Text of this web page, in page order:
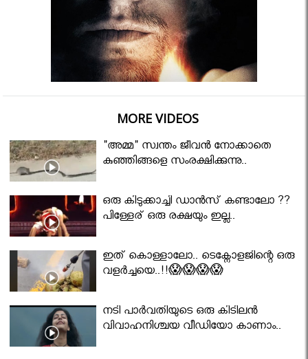
MORE VIDEOS
"അമ്മ" സ്വന്തം ജീവൻ നോക്കാതെ
കുഞ്ഞിങ്ങളെ സംരക്ഷിക്കുന്നു..
ഒരു കിടുക്കാച്ചി ഡാൻസ് കണ്ടാലോ ??
പിള്ളേര് ഒരു രക്ഷയും ഇല്ല..
ഇത് കൊള്ളാലോ.. ടെക്നോളജിന്റെ ഒരു
വളർച്ചയെ..!!😱😱😱😱
നടി പാർവതിയുടെ ഒരു കിടിലൻ
വിവാഹനിശ്ചയ വീഡിയോ കാണാം..